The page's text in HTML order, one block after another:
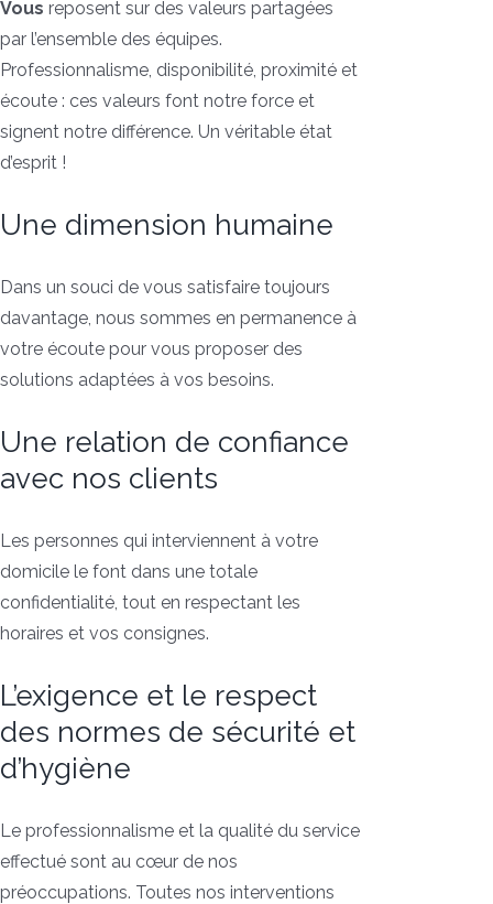
Vous reposent sur des valeurs partagées
par l’ensemble des équipes.
Professionnalisme, disponibilité, proximité et
écoute : ces valeurs font notre force et
signent notre différence. Un véritable état
d’esprit !
Une dimension humaine
Dans un souci de vous satisfaire toujours
davantage, nous sommes en permanence à
votre écoute pour vous proposer des
solutions adaptées à vos besoins.
Une relation de confiance
avec nos clients
Les personnes qui interviennent à votre
domicile le font dans une totale
confidentialité, tout en respectant les
horaires et vos consignes.
L’exigence et le respect
des normes de sécurité et
d’hygiène
Le professionnalisme et la qualité du service
effectué sont au cœur de nos
préoccupations. Toutes nos interventions